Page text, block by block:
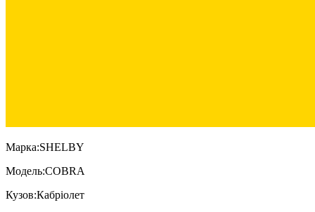
Марка:SHELBY
Модель:COBRA
Кузов:Кабріолет